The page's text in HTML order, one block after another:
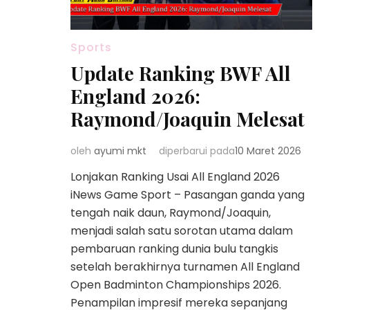
Sports
Update Ranking BWF All
England 2026:
Raymond/Joaquin Melesat
oleh ayumi mkt diperbarui pada10 Maret 2026
Lonjakan Ranking Usai All England 2026
iNews Game Sport – Pasangan ganda yang
tengah naik daun, Raymond/Joaquin,
menjadi salah satu sorotan utama dalam
pembaruan ranking dunia bulu tangkis
setelah berakhirnya turnamen All England
Open Badminton Championships 2026.
Penampilan impresif mereka sepanjang